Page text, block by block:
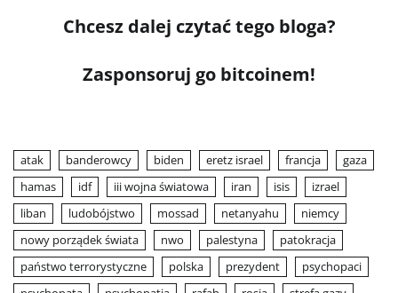
Chcesz dalej czytać tego bloga?
Zasponsoruj go bitcoinem!
atak banderowcy biden eretz israel francja
gaza
hamas
idf iii wojna światowa iran isis
izrael
liban
ludobójstwo mossad netanyahu
niemcy
nowy porządek świata
nwo palestyna
patokracja
państwo terrorystyczne
polska prezydent
psychopaci